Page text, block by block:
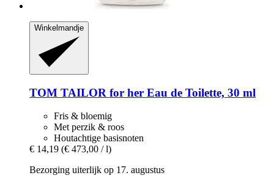
Winkelmandje
TOM TAILOR for her Eau de Toilette, 30 ml
Fris & bloemig
Met perzik & roos
Houtachtige basisnoten
€ 14,19 (€ 473,00 / l)
Bezorging uiterlijk op 17. augustus